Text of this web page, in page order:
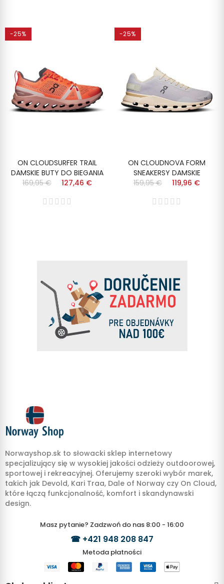
-25%
ON CLOUDSURFER TRAIL
DAMSKIE BUTY DO BIEGANIA
169,95 €
127,46 €
-25%
ON CLOUDNOVA FORM
SNEAKERSY DAMSKIE
159,95 €
119,96 €
Norwayshop.sk to słowacki sklep internetowy
specjalizujący się w wysokiej jakości odzieży outdoorowej,
sportowej i rekreacyjnej. Oferujemy szeroki wybór marek,
takich jak Devold, Kari Traa, Dale of Norway czy On Cloud,
które łączą funkcjonalność, komfort i skandynawski
design.
Masz pytanie? Zadzwoń do nas 8:00 - 16:00
☎ +421 948 208 847
Metoda płatności